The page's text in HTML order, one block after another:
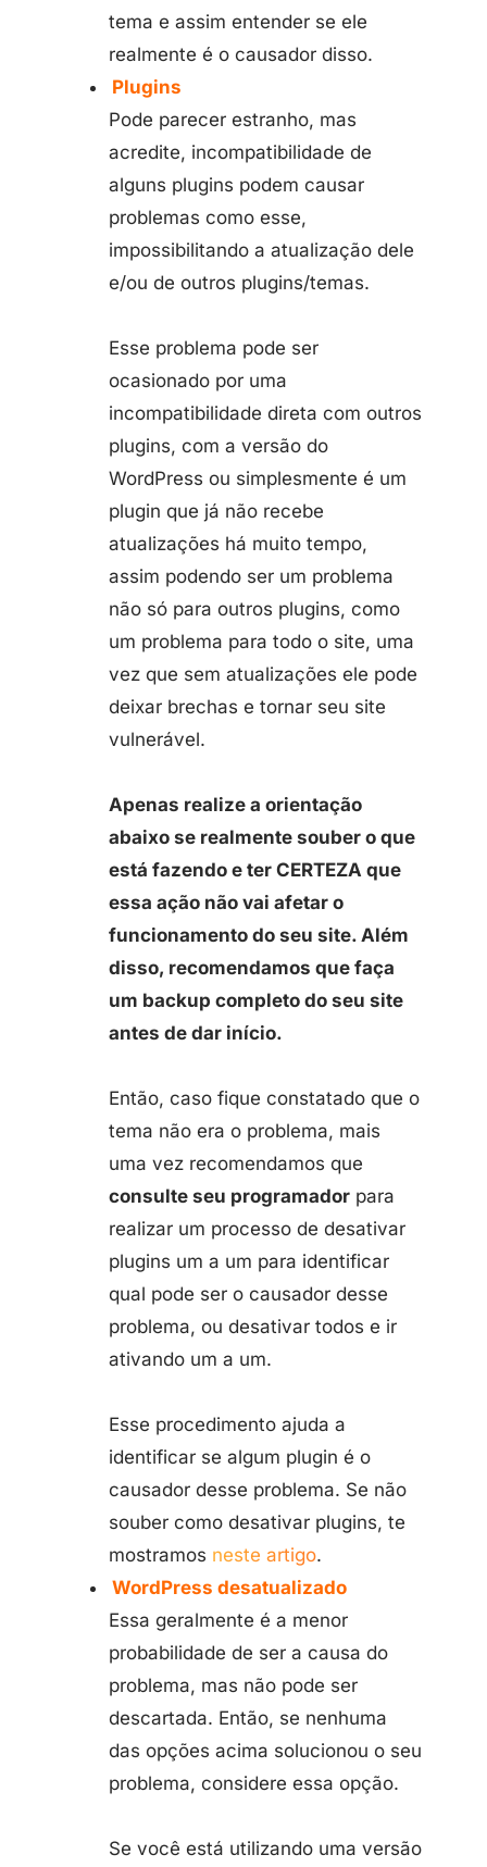
tema e assim entender se ele
realmente é o causador disso.
Plugins
Pode parecer estranho, mas
acredite, incompatibilidade de
alguns plugins podem causar
problemas como esse,
impossibilitando a atualização dele
e/ou de outros plugins/temas.
Esse problema pode ser
ocasionado por uma
incompatibilidade direta com outros
plugins, com a versão do
WordPress ou simplesmente é um
plugin que já não recebe
atualizações há muito tempo,
assim podendo ser um problema
não só para outros plugins, como
um problema para todo o site, uma
vez que sem atualizações ele pode
deixar brechas e tornar seu site
vulnerável.
Apenas realize a orientação
abaixo se realmente souber o que
está fazendo e ter CERTEZA que
essa ação não vai afetar o
funcionamento do seu site. Além
disso, recomendamos que faça
um backup completo do seu site
antes de dar início.
Então, caso fique constatado que o
tema não era o problema, mais
uma vez recomendamos que
consulte seu programador para
realizar um processo de desativar
plugins um a um para identificar
qual pode ser o causador desse
problema, ou desativar todos e ir
ativando um a um.
Esse procedimento ajuda a
identificar se algum plugin é o
causador desse problema. Se não
souber como desativar plugins, te
mostramos neste artigo.
WordPress desatualizado
Essa geralmente é a menor
probabilidade de ser a causa do
problema, mas não pode ser
descartada. Então, se nenhuma
das opções acima solucionou o seu
problema, considere essa opção.
Se você está utilizando uma versão